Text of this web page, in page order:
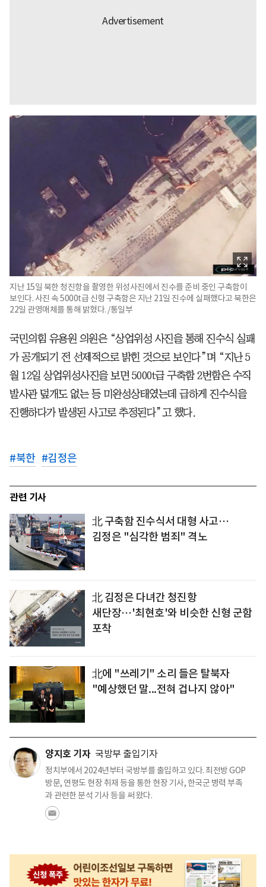
지난 15일 북한 청진항을 촬영한 위성사진에서 진수를 준비 중인 구축함이
보인다. 사진 속 5000t급 신형 구축함은 지난 21일 진수에 실패했다고 북한은
22일 관영매체를 통해 밝혔다. /통일부
국민의힘 유용원 의원은 “상업위성 사진을 통해 진수식 실패
가 공개되기 전 선제적으로 밝힌 것으로 보인다”며 “지난 5
월 12일 상업위성사진을 보면 5000t급 구축함 2번함은 수직
발사관 덮개도 없는 등 미완성상태였는데 급하게 진수식을
진행하다가 발생된 사고로 추정된다”고 했다.
#북한 #김정은
관련 기사
北 구축함 진수식서 대형 사고…
김정은 "심각한 범죄" 격노
北 김정은 다녀간 청진항
새단장…'최현호'와 비슷한 신형 군함
포착
北에 "쓰레기" 소리 들은 탈북자
"예상했던 말...전혀 겁나지 않아"
양지호 기자 국방부 출입기자
정치부에서 2024년부터 국방부를 출입하고 있다. 최전방 GOP
방문, 연평도 현장 취재 등을 통한 현장 기사, 한국군 병력 부족
과 관련한 분석 기사 등을 써 왔다.